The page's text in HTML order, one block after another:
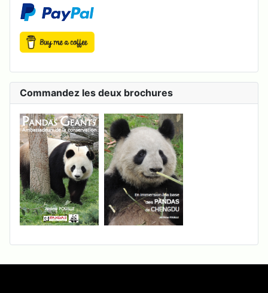
Commandez les deux brochures